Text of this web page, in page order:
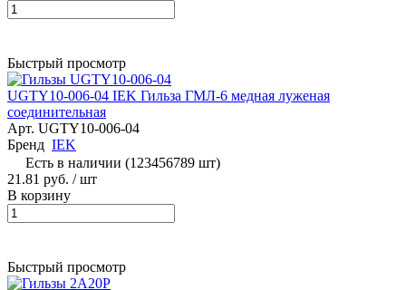
Быстрый просмотр
UGTY10-006-04 IEK Гильза ГМЛ-6 медная луженая
соединительная
Арт. UGTY10-006-04
Бренд IEK
Есть в наличии (123456789 шт)
21.81 руб. / шт
В корзину
Быстрый просмотр